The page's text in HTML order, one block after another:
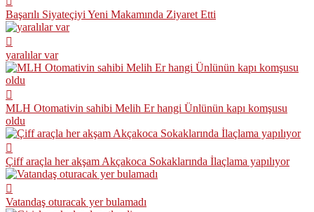
Başarılı Siyateçiyi Yeni Makamında Ziyaret Etti
yaralılar var
MLH Otomativin sahibi Melih Er hangi Ünlünün kapı komşusu
oldu
Çiff araçla her akşam Akçakoca Sokaklarında İlaçlama yapılıyor
Vatandaş oturacak yer bulamadı